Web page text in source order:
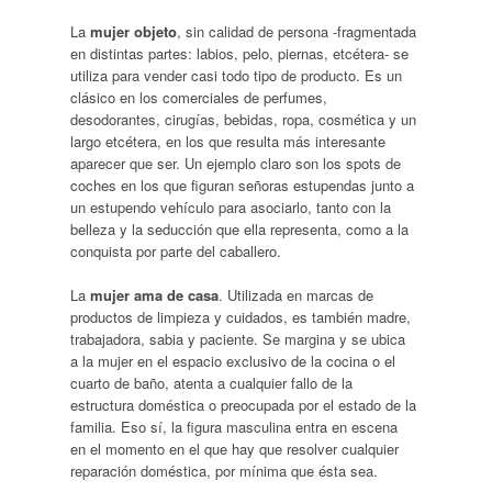
La mujer objeto, sin calidad de persona -fragmentada
en distintas partes: labios, pelo, piernas, etcétera- se
utiliza para vender casi todo tipo de producto. Es un
clásico en los comerciales de perfumes,
desodorantes, cirugías, bebidas, ropa, cosmética y un
largo etcétera, en los que resulta más interesante
aparecer que ser. Un ejemplo claro son los spots de
coches en los que figuran señoras estupendas junto a
un estupendo vehículo para asociarlo, tanto con la
belleza y la seducción que ella representa, como a la
conquista por parte del caballero.
La mujer ama de casa. Utilizada en marcas de
productos de limpieza y cuidados, es también madre,
trabajadora, sabia y paciente. Se margina y se ubica
a la mujer en el espacio exclusivo de la cocina o el
cuarto de baño, atenta a cualquier fallo de la
estructura doméstica o preocupada por el estado de la
familia. Eso sí, la figura masculina entra en escena
en el momento en el que hay que resolver cualquier
reparación doméstica, por mínima que ésta sea.